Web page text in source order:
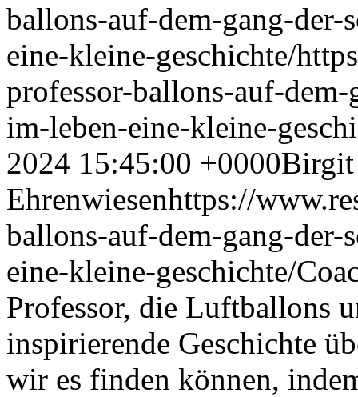
ballons-auf-dem-gang-
eine-kleine-geschichte/
professor-ballons-auf-
im-leben-eine-kleine-
2024 15:45:00 +0000Birgit
Ehrenwiesenhttps://
ballons-auf-dem-gang-
eine-kleine-geschichte/
Professor, die Luftballons
inspirierende Geschichte
wir es finden können,